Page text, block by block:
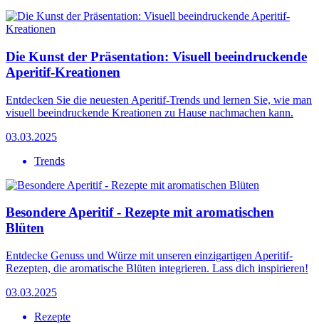
Die Kunst der Präsentation: Visuell beeindruckende
Aperitif-Kreationen
Entdecken Sie die neuesten Aperitif-Trends und lernen Sie, wie man
visuell beeindruckende Kreationen zu Hause nachmachen kann.
03.03.2025
Trends
Besondere Aperitif - Rezepte mit aromatischen
Blüten
Entdecke Genuss und Würze mit unseren einzigartigen Aperitif-
Rezepten, die aromatische Blüten integrieren. Lass dich inspirieren!
03.03.2025
Rezepte